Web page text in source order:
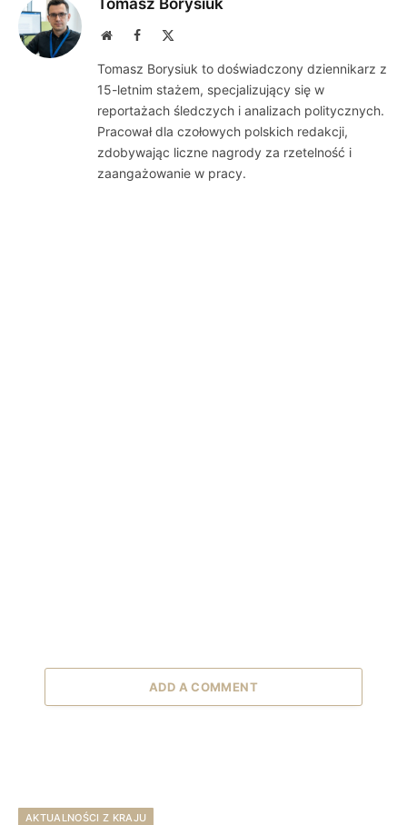
WebsiteFacebook
Tomasz Borysiuk to doświadczony dziennikarz z
15-letnim stażem, specjalizujący się w
reportażach śledczych i analizach politycznych.
Pracował dla czołowych polskich redakcji,
zdobywając liczne nagrody za rzetelność i
zaangażowanie w pracy.
ADD A COMMENT
AKTUALNOŚCI Z KRAJU